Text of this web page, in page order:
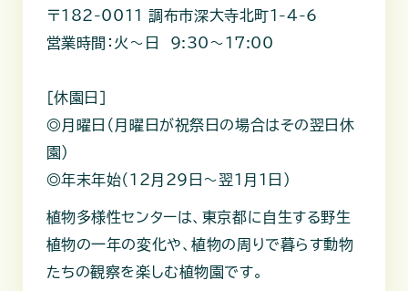
〒182-0011 調布市深大寺北町1-4-6
営業時間：火～日 9:30～17:00
［休園日］
◎月曜日（月曜日が祝祭日の場合はその翌日休
園）
◎年末年始（12月29日～翌1月1日）
植物多様性センターは、東京都に自生する野生
植物の一年の変化や、植物の周りで暮らす動物
たちの観察を楽しむ植物園です。